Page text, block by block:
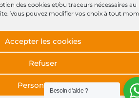
des cookies et/ou traceurs nécessaires au
Vous pouvez modifier vos choix à tout
Accepter les cookies
Refuser
Personnaliser
Besoin d'aide ?